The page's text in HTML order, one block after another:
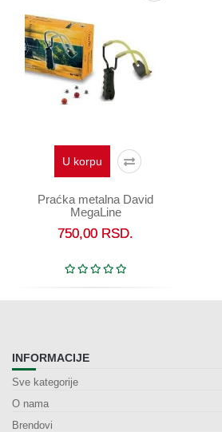
U korpu
Praćka metalna David
MegaLine
750,00 RSD.
INFORMACIJE
Sve kategorije
O nama
Brendovi